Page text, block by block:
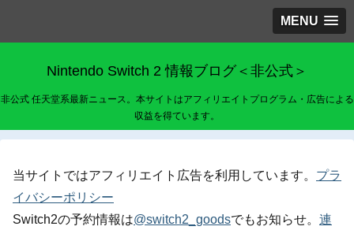
MENU
Nintendo Switch 2 情報ブログ＜非公式＞
非公式 任天堂系最新ニュース。本サイトはアフィリエイトプログラム・広告による
収益を得ています。
当サイトではアフィリエイト広告を利用しています。 プラ
イバシーポリシー
Switch2の予約情報は@switch2_goodsでもお知らせ。 連